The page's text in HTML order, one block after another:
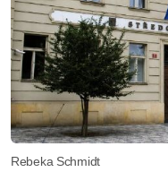
Rebeka Schmidt